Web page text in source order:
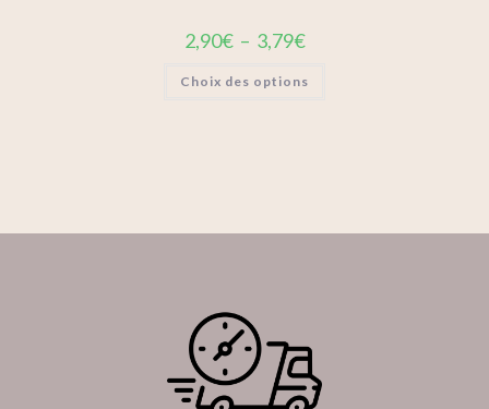
2,90€ – 3,79€
Choix des options